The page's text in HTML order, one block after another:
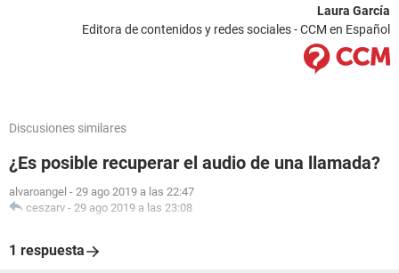
Laura García
Editora de contenidos y redes sociales - CCM en Español
Discusiones similares
¿Es posible recuperar el audio de una llamada?
alvaroangel - 29 ago 2019 a las 22:47
ceszarv - 29 ago 2019 a las 23:08
1 respuesta